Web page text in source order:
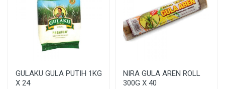
GULAKU GULA PUTIH 1KG
X 24
NIRA GULA AREN ROLL
300G X 40